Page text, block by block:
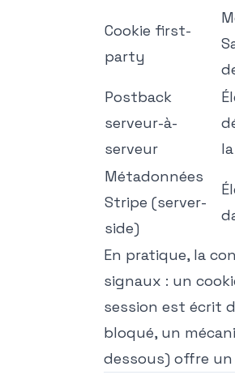
Cookie first-
party
Postback
serveur-à-
serveur
Métadonnées
Stripe (server-
side)
En pratique, la
signaux : un
session est écrit
bloqué, un
dessous) offre